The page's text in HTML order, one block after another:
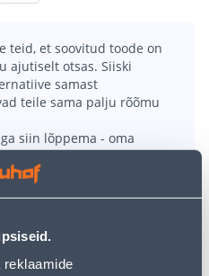
teid, et soovitud toode on
ajutiselt otsas. Siiski
samast
teile sama palju rõõmu
siin lõppema - oma
avalehelevõi
et leida